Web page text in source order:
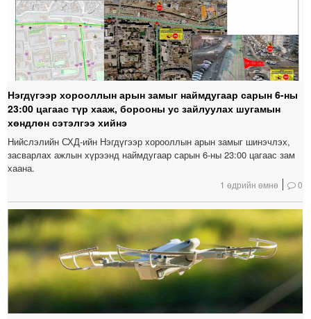
Нэгдүгээр хорооллын арын замыг наймдугаар сарын 6-ны
23:00 цагаас түр хааж, борооны ус зайлуулах шугамын
хөндлөн сэтэлгээ хийнэ
Нийслэлийн СХД-ийн Нэгдүгээр хорооллын арын замыг шинэчлэх,
засварлах ажлын хүрээнд наймдугаар сарын 6-ны 23:00 цагаас зам
хаана.
1 өдрийн өмнө 0